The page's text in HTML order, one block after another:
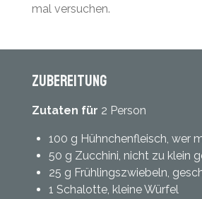
mal versuchen.
Zubereitung
Zutaten für 2 Person
100 g Hühnchenfleisch, wer
50 g Zucchini, nicht zu klein
25 g Frühlingszwiebeln,
1 Schalotte, kleine Würfel